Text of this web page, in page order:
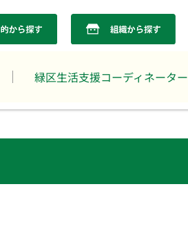
緑区生活支援コーディネーター